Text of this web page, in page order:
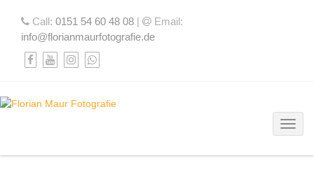
Call: 0151 54 60 48 08 |
Email:
info@florianmaurfotografie.de